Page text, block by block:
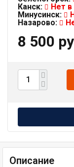
Канск:
Нет в
Минусинск:
Назарово:
8 500
Описание